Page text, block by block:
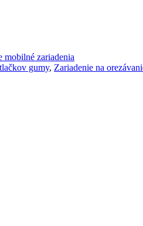
mobilné zariadenia
gumy, Zariadenie na